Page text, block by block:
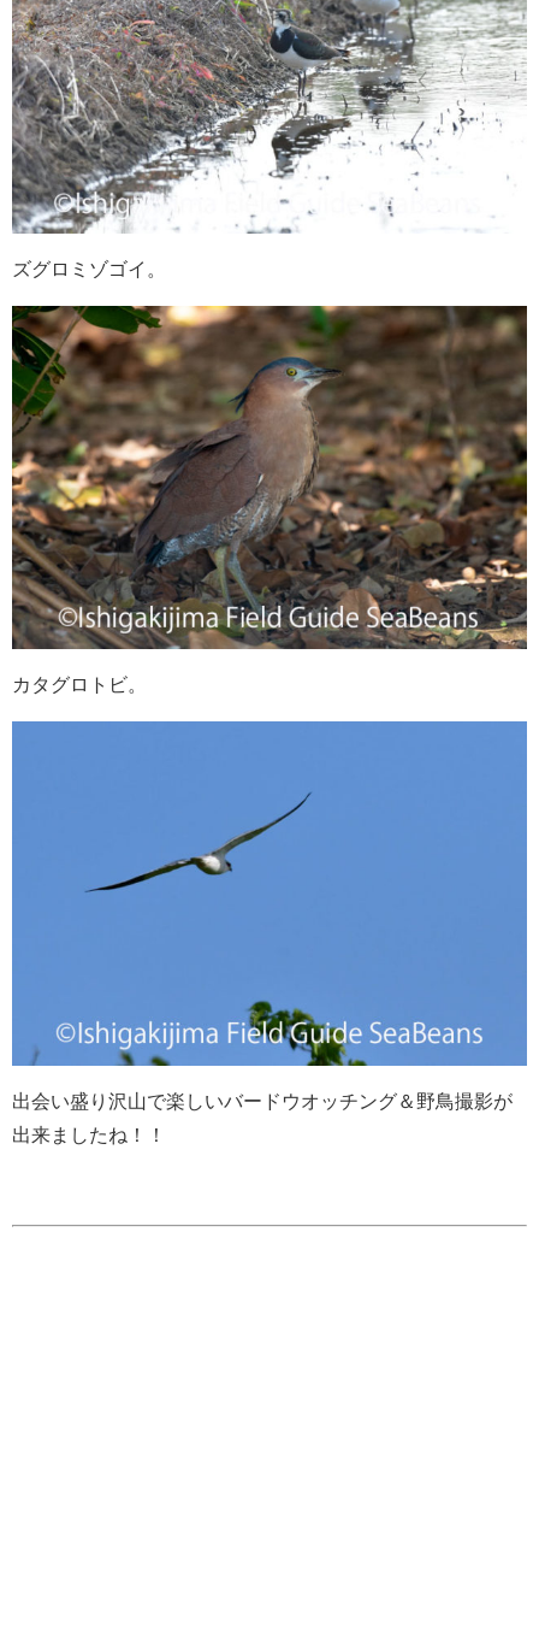
ズグロミゾゴイ。
カタグロトビ。
出会い盛り沢山で楽しいバードウオッチング＆野鳥撮影が
出来ましたね！！